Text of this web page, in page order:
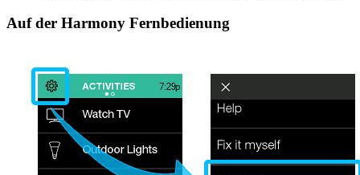
Auf der Harmony Fernbedienung